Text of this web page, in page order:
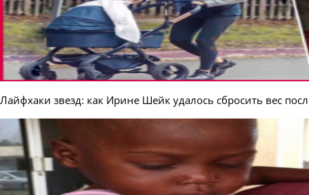
Лайфхаки звезд: как Ирине Шейк удалось сбросить вес